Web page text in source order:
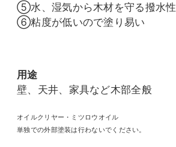
⑤水、湿気から木材を守る撥水性
⑥粘度が低いので塗り易い
用途
壁、天井、家具など木部全般
オイルクリヤー・ミツロウオイル
単独での外部塗装は行わないでください。